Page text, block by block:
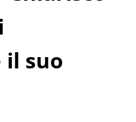
il suo